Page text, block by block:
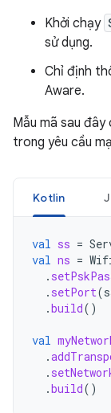
Khởi chạy
sử dụng.
Chỉ định
Aware.
Mẫu mã sau
trong yêu cầu
Kotlin
val ss =
val ns =
.
. setPort(
.build()
val
.
.
.build()